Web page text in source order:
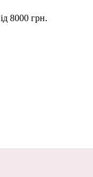
8000 грн.